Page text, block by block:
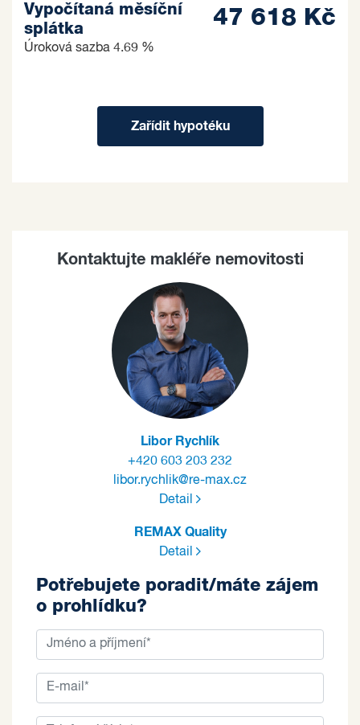
Vypočítaná měsíční
splátka
Úroková sazba 4.69 %
47 618 Kč
Zařídit hypotéku
Kontaktujte makléře nemovitosti
Libor Rychlík
+420 603 203 232
libor.rychlik@re-max.cz
Detail
REMAX Quality
Detail
Potřebujete poradit/máte zájem
o prohlídku?